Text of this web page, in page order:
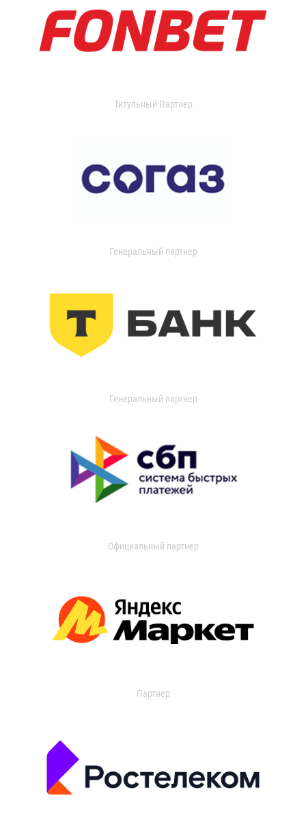
Титульный Партнер
Генеральный партнер
Генеральный партнер
Официальный партнер
Партнер